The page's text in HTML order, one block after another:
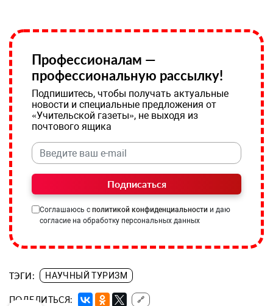
Профессионалам —
профессиональную рассылку!
Подпишитесь, чтобы получать актуальные
новости и специальные предложения от
«Учительской газеты», не выходя из
почтового ящика
Подписаться
Соглашаюсь с политикой конфиденциальности и даю
согласие на обработку персональных данных
ТЭГИ: НАУЧНЫЙ ТУРИЗМ
ПОДЕЛИТЬСЯ: 🔗